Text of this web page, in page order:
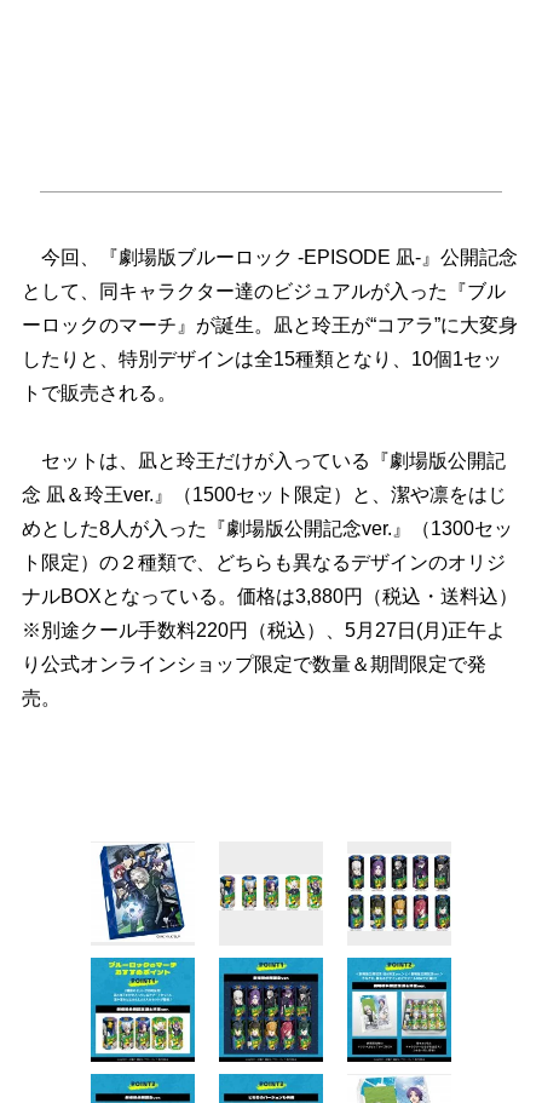
今回、『劇場版ブルーロック -EPISODE 凪-』公開記念
として、同キャラクター達のビジュアルが入った『ブル
ーロックのマーチ』が誕生。凪と玲王が“コアラ”に大変身
したりと、特別デザインは全15種類となり、10個1セッ
トで販売される。
セットは、凪と玲王だけが入っている『劇場版公開記
念 凪＆玲王ver.』（1500セット限定）と、潔や凛をはじ
めとした8人が入った『劇場版公開記念ver.』（1300セッ
ト限定）の２種類で、どちらも異なるデザインのオリジ
ナルBOXとなっている。価格は3,880円（税込・送料込）
※別途クール手数料220円（税込）、5月27日(月)正午よ
り公式オンラインショップ限定で数量＆期間限定で発
売。